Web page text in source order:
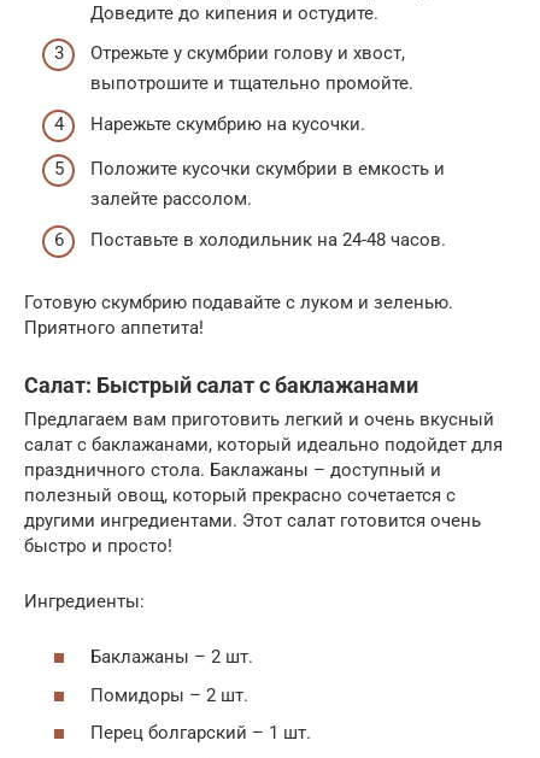
Доведите до кипения и остудите.
Отрежьте у скумбрии голову и хвост,
выпотрошите и тщательно промойте.
Нарежьте скумбрию на кусочки.
Положите кусочки скумбрии в емкость и
залейте рассолом.
Поставьте в холодильник на 24-48 часов.
Готовую скумбрию подавайте с луком и зеленью.
Приятного аппетита!
Салат: Быстрый салат с баклажанами
Предлагаем вам приготовить легкий и очень вкусный
салат с баклажанами, который идеально подойдет для
праздничного стола. Баклажаны – доступный и
полезный овощ, который прекрасно сочетается с
другими ингредиентами. Этот салат готовится очень
быстро и просто!
Ингредиенты:
Баклажаны – 2 шт.
Помидоры – 2 шт.
Перец болгарский – 1 шт.